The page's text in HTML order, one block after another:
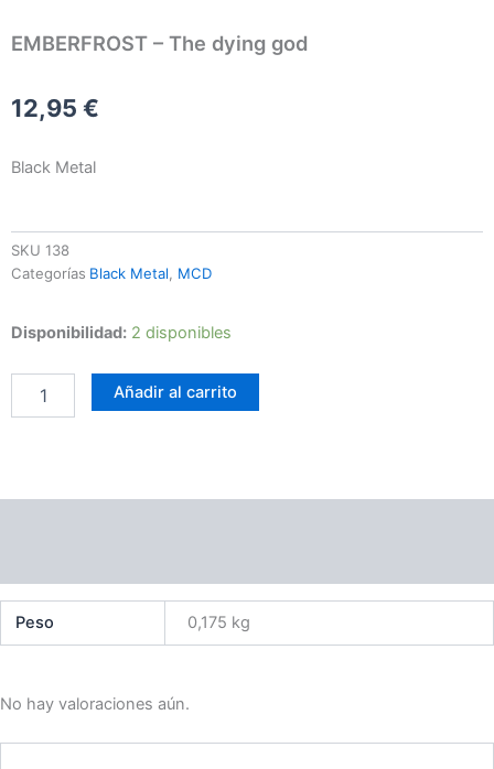
EMBERFROST – The dying god
12,95 €
Black Metal
SKU 138
Categorías Black Metal, MCD
Disponibilidad: 2 disponibles
EMBERFROST
The
dying
god
Añadir al carrito
Peso 0,175 kg
No hay valoraciones aún.